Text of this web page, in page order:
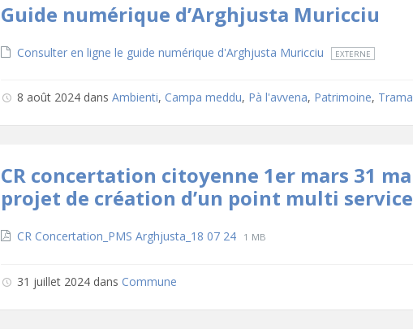
Guide numérique d’Arghjusta Muricciu
Téléchargements
Consulter en ligne le guide numérique d'Arghjusta Muricciu File
extension:
EXTERNE
8 août 2024 dansAmbienti, Campa meddu, Pà l'avvena, Patrimoine,
CR concertation citoyenne 1er mars 31
projet de création d’un point multi
Téléchargements
CR Concertation_PMS Arghjusta_18 07 24 File
File
1 MB
31 juillet 2024 dans Commune